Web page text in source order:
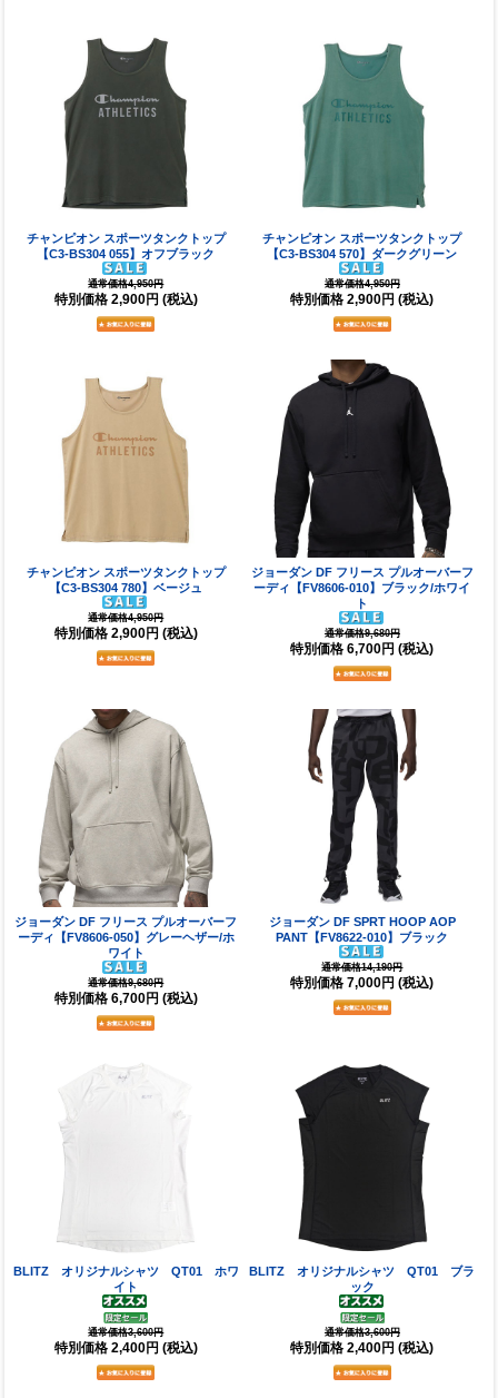
チャンピオン スポーツタンクトップ
【C3-BS304 055】オフブラック
通常価格4,950円
特別価格 2,900円 (税込)
チャンピオン スポーツタンクトップ
【C3-BS304 570】ダークグリーン
通常価格4,950円
特別価格 2,900円 (税込)
チャンピオン スポーツタンクトップ
【C3-BS304 780】ベージュ
通常価格4,950円
特別価格 2,900円 (税込)
ジョーダン DF フリース プルオーバーフ
ーディ【FV8606-010】ブラック/ホワイ
ト
通常価格9,680円
特別価格 6,700円 (税込)
ジョーダン DF フリース プルオーバーフ
ーディ【FV8606-050】グレーヘザー/ホ
ワイト
通常価格9,680円
特別価格 6,700円 (税込)
ジョーダン DF SPRT HOOP AOP
PANT【FV8622-010】ブラック
通常価格14,190円
特別価格 7,000円 (税込)
BLITZ オリジナルシャツ QT01 ホワ
イト
通常価格3,600円
特別価格 2,400円 (税込)
BLITZ オリジナルシャツ QT01 ブラ
ック
通常価格3,600円
特別価格 2,400円 (税込)